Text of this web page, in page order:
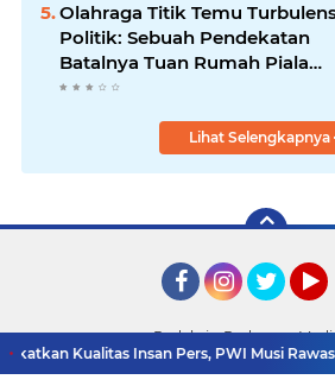
Olahraga Titik Temu
Politik: Sebuah Pendekatan
Batalnya Tuan Rumah Piala
Dunia U-20
Lihat Selengkapnya
Redaksi
Pedoman
Kualitas Insan Pers, PWI Musi Rawas
Copyright ©2026 Detik TV